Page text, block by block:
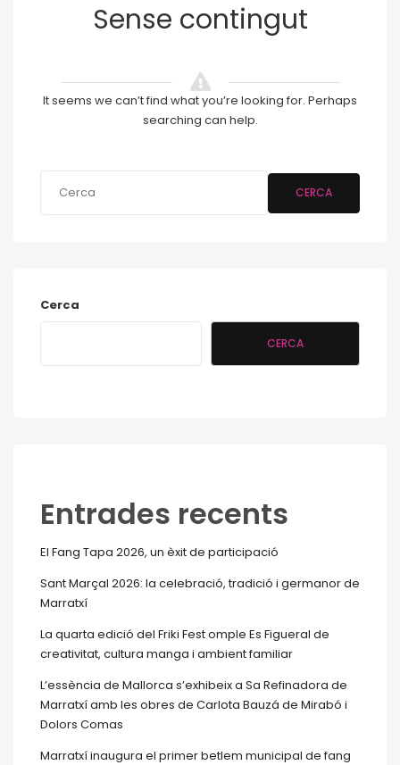
Sense contingut
It seems we can’t find what you’re looking for. Perhaps
searching can help.
CERCA
Cerca
CERCA
Entrades recents
El Fang Tapa 2026, un èxit de participació
Sant Marçal 2026: la celebració, tradició i germanor de
Marratxí
La quarta edició del Friki Fest omple Es Figueral de
creativitat, cultura manga i ambient familiar
L’essència de Mallorca s’exhibeix a Sa Refinadora de
Marratxí amb les obres de Carlota Bauzá de Mirabó i
Dolors Comas
Marratxí inaugura el primer betlem municipal de fang